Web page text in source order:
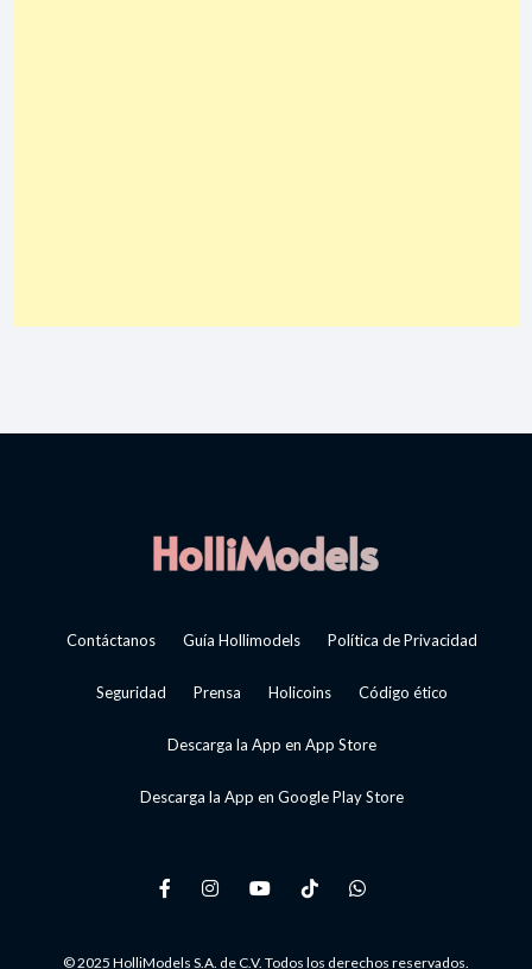
Contáctanos Guía Hollimodels Política de Privacidad
Seguridad Prensa Holicoins Código ético
Descarga la App en App Store
Descarga la App en Google Play Store
© 2025 HolliModels S.A. de C.V. Todos los derechos reservados.